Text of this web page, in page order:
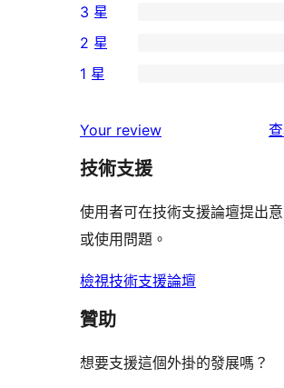
5
星
使
者
論
個
4
星
用
者
論
1
個
3
使
用
評
論
3 星
個
星
使
者
評
論
2 星
1
星
用
者
評
1 星
Your review
技術支援
使用者可在技術支援論壇提出
或使用問題。
檢視技術支援論壇
贊助
想要支援這個外掛的發展嗎？